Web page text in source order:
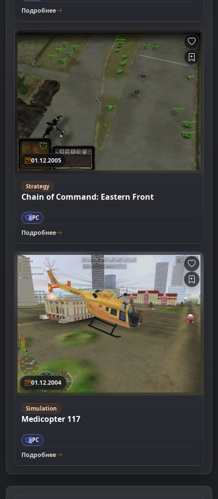
Подробнее
01.12.2005
Strategy
Chain of Command: Eastern Front
PC
Подробнее
01.12.2004
Simulation
Medicopter 117
PC
Подробнее